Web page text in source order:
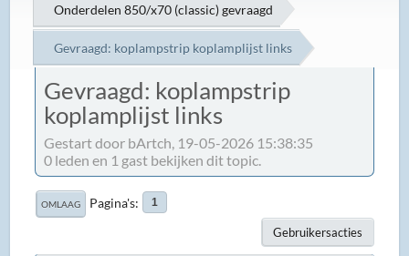
Onderdelen 850/x70 (classic) gevraagd
Gevraagd: koplampstrip koplamplijst links
Gevraagd: koplampstrip
koplamplijst links
Gestart door bArtch, 19-05-2026 15:38:35
0 leden en 1 gast bekijken dit topic.
OMLAAG Pagina's 1
Gebruikersacties